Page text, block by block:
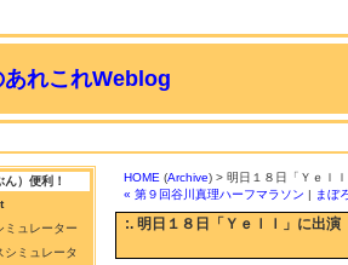
あれこれWeblog
）便利！
ミュレーター
シミュレータ
HOME (Archive) > 明日１８日「Ｙｅｌ
« 第９回谷川真理ハーフマラソン | まぼ
:. 明日１８日「Ｙｅｌｌ」に出演